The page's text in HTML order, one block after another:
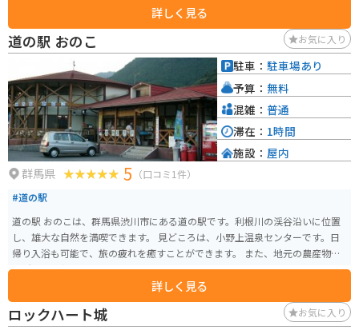
ゃく作りなどを体験できる工房が点在しており、大人から子供まで楽しむこ
とができます。バイクで訪れる場合は、周辺のワインディングロードを気持
ちよく走ることができるのも魅力です。特に、草津温泉や四万温泉といった
有名な温泉地へのアクセスも良好なので、ツーリングの拠点としてもおすす
めです。 このエリアの名産品としては、地元産のそば粉を使った「六合そ
ば」や、山菜を使った料理が挙げられます。道の駅内のレストランでも味わ
うことができます。
詳しく見る
道の駅 おのこ お気に入り
群馬県 5 （口コミ1件）
#道の駅
道の駅 おのこは、群馬県渋川市にある道の駅です。利根川の渓谷沿いに位置
し、雄大な自然を満喫できます。 見どころは、小野上温泉センターです。日
帰り入浴も可能で、旅の疲れを癒すことができます。 また、地元の農産物直
売所では、新鮮な野菜や果物を購入できます。特に、地元産のこんにゃくは
おすすめです。バイクで訪れる際は、駐車場も広く、休憩場所としても最適
です。 周辺には、赤城山や榛名湖などの観光スポットもあり、ツーリングの
拠点としてもおすすめです。
詳しく見る
駐車： 駐車場あり
予算： 無料
混雑： 普通
滞在： 1時間
施設： 屋内
ロックハート城 お気に入り